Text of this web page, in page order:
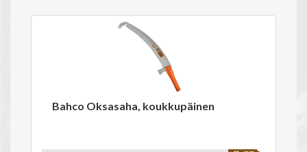
Bahco Oksasaha, koukkupäinen